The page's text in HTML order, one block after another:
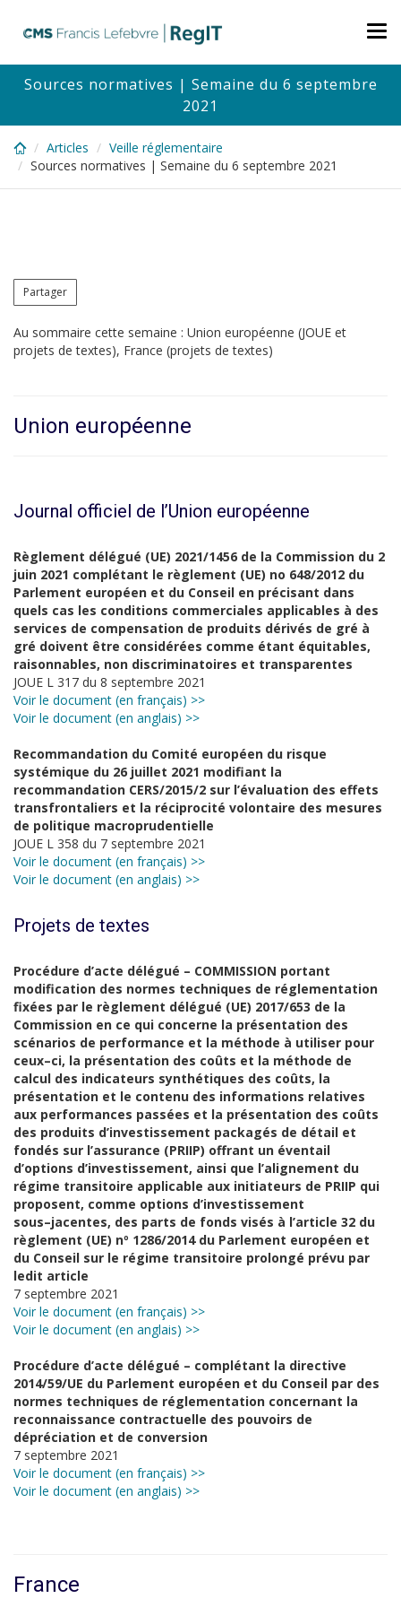
content
Sources normatives | Semaine du 6 septembre
2021
Articles
Veille réglementaire
Sources normatives | Semaine du 6 septembre 2021
Partager
Au sommaire cette semaine : Union européenne (JOUE et
projets de textes), France (projets de textes)
Union européenne
Journal officiel de l’Union européenne
Règlement délégué (UE) 2021/1456 de la Commission du 2
juin 2021 complétant le règlement (UE) no 648/2012 du
Parlement européen et du Conseil en précisant dans
quels cas les conditions commerciales applicables à des
services de compensation de produits dérivés de gré à
gré doivent être considérées comme étant équitables,
raisonnables, non discriminatoires et transparentes
JOUE L 317 du 8 septembre 2021
Voir le document (en français) >>
Voir le document (en anglais) >>
Recommandation du Comité européen du risque
systémique du 26 juillet 2021 modifiant la
recommandation CERS/2015/2 sur l’évaluation des effets
transfrontaliers et la réciprocité volontaire des mesures
de politique macroprudentielle
JOUE L 358 du 7 septembre 2021
Voir le document (en français) >>
Voir le document (en anglais) >>
Projets de textes
Procédure d’acte délégué – COMMISSION portant
modification des normes techniques de réglementation
fixées par le règlement délégué (UE) 2017/653 de la
Commission en ce qui concerne la présentation des
scénarios de performance et la méthode à utiliser pour
ceux–ci, la présentation des coûts et la méthode de
calcul des indicateurs synthétiques des coûts, la
présentation et le contenu des informations relatives
aux performances passées et la présentation des coûts
des produits d’investissement packagés de détail et
fondés sur l’assurance (PRIIP) offrant un éventail
d’options d’investissement, ainsi que l’alignement du
régime transitoire applicable aux initiateurs de PRIIP qui
proposent, comme options d’investissement
sous–jacentes, des parts de fonds visés à l’article 32 du
règlement (UE) nº 1286/2014 du Parlement européen et
du Conseil sur le régime transitoire prolongé prévu par
ledit article
7 septembre 2021
Voir le document (en français) >>
Voir le document (en anglais) >>
Procédure d’acte délégué – complétant la directive
2014/59/UE du Parlement européen et du Conseil par des
normes techniques de réglementation concernant la
reconnaissance contractuelle des pouvoirs de
dépréciation et de conversion
7 septembre 2021
Voir le document (en français) >>
Voir le document (en anglais) >>
France